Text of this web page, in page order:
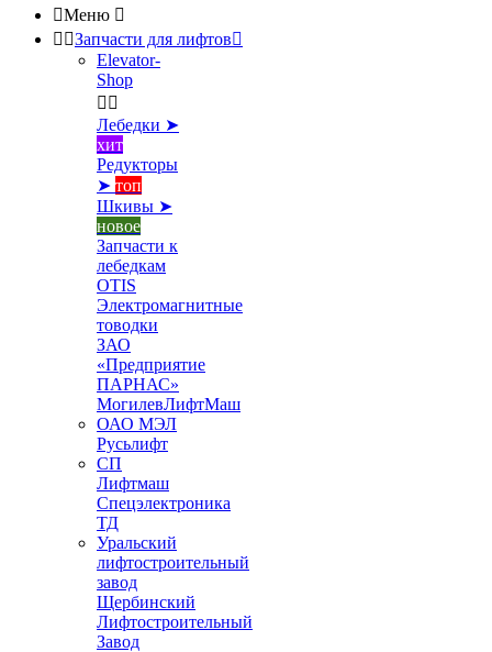
Меню 
 Запчасти для лифтов
Elevator-
Shop
 
Лебедки ➤
хит
Редукторы
➤ топ
Шкивы ➤
новое
Запчасти к
лебедкам
OTIS
Электромагнитные
товодки
ЗАО
«Предприятие
ПАРНАС»
МогилевЛифтМаш
ОАО МЭЛ
Русьлифт
СП
Лифтмаш
Спецэлектроника
ТД
Уральский
лифтостроительный
завод
Щербинский
Лифтостроительный
Завод